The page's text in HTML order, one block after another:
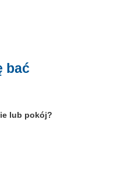
bać
lub pokój?